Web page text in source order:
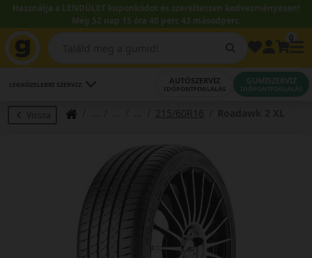
Használja a LENDÜLET kuponkódot és szereltessen kedvezményesen!
Még 52 nap 15 óra 40 perc 42 másodperc.
LEGKÖZELEBBI SZERVIZ AUTÓSZERVIZ
IDŐPONTFOGLALÁS
GUMISZERVIZ
IDŐPONTFOGLALÁS
Vissza 215/60R16